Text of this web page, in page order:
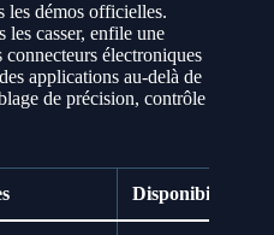
les démos officielles.
les casser, enfile une
électroniques
applications au-delà de
de précision, contrôle
Disponibilité